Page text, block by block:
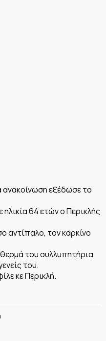
εξέδωσε το
64 ετών ο Περικλής
αντίπαλο, τον καρκίνο
του συλλυπητήρια
του.
κε Περικλή.